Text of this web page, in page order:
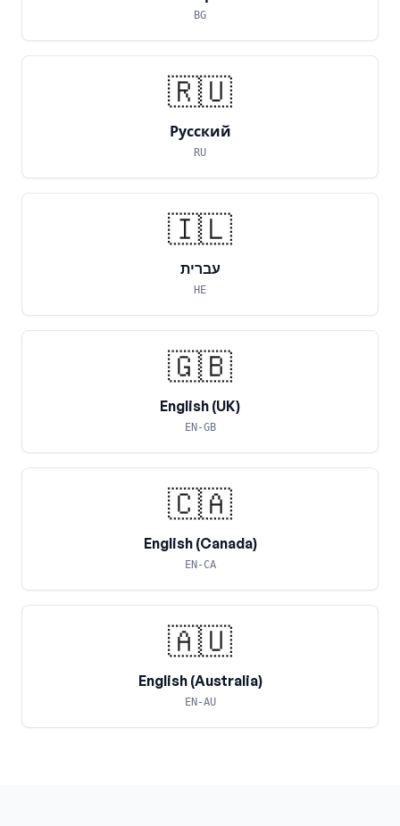
BG
🇷🇺
Русский
RU
🇮🇱
עברית
HE
🇬🇧
English (UK)
EN-GB
🇨🇦
English (Canada)
EN-CA
🇦🇺
English (Australia)
EN-AU